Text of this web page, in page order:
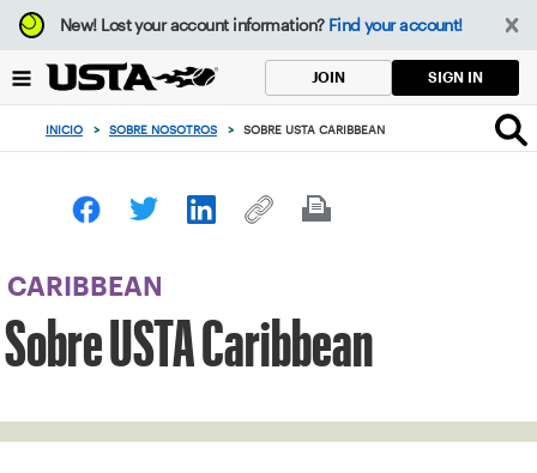
Enfoque
desde
botón
volver
principio
New!Lost your account information? Find your account!
JOIN SIGN IN
INICIO > SOBRE NOSOTROS > SOBRE USTA CARIBBEAN
CARIBBEAN
Sobre USTA Caribbean